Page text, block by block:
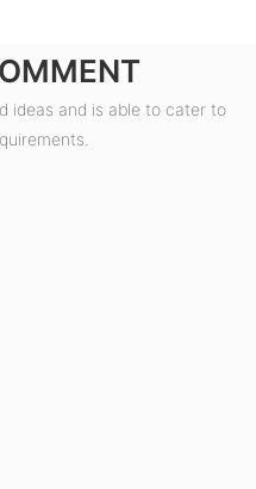
ideas and is able to cater to